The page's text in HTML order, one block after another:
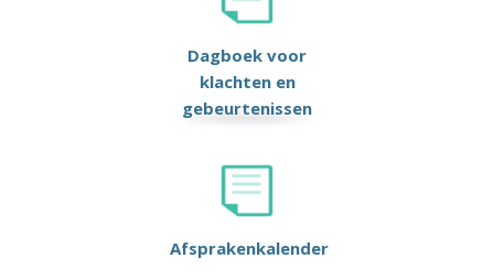
Dagboek voor
klachten en
gebeurtenissen
Afsprakenkalender